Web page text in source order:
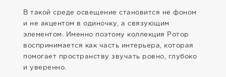
В такой среде освещение становится не фоном
и не акцентом в одиночку, а связующим
элементом. Именно поэтому коллекция Ротор
воспринимается как часть интерьера, которая
помогает пространству звучать ровно, глубоко
и уверенно.